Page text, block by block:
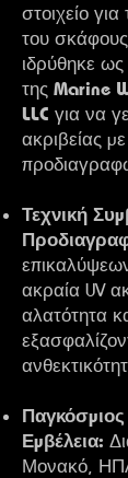
στοιχείο
του
ιδρύθηκε
της Marine
LLC για να
ακριβείας
Τεχνική
ακραία UV
αλατότητα
Εμβέλεια:
Μονακό,